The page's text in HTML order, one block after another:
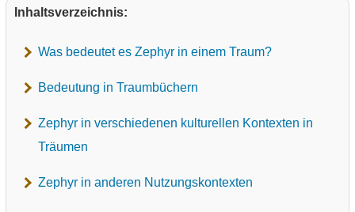
Inhaltsverzeichnis:
Was bedeutet es Zephyr in einem Traum?
Bedeutung in Traumbüchern
Zephyr in verschiedenen kulturellen Kontexten in
Träumen
Zephyr in anderen Nutzungskontexten